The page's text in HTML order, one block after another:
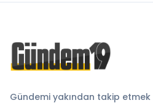
Gündemi yakından takip